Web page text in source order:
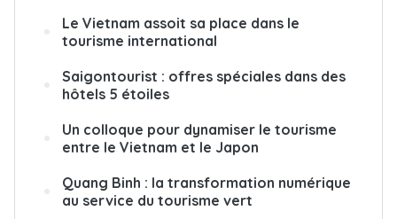
Le Vietnam assoit sa place dans le
tourisme international
Saigontourist : offres spéciales dans des
hôtels 5 étoiles
Un colloque pour dynamiser le tourisme
entre le Vietnam et le Japon
Quang Binh : la transformation numérique
au service du tourisme vert